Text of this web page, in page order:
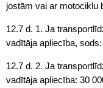
jostām vai ar motociklu
12.7 d. 1. Ja
vadītāja apliecība,
12.7 d. 2. Ja
vadītāja apliecība: 30